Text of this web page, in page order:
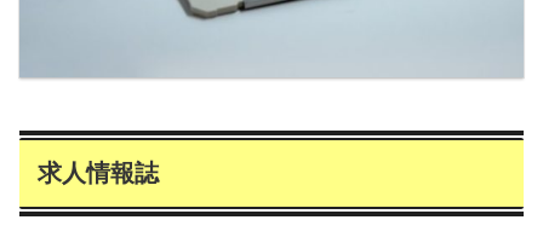
求人情報誌